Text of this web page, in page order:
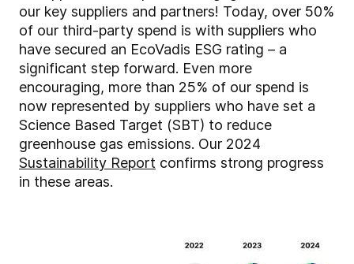
our key suppliers and partners! Today, over 50%
of our third-party spend is with suppliers who
have secured an EcoVadis ESG rating – a
significant step forward. Even more
encouraging, more than 25% of our spend is
now represented by suppliers who have set a
Science Based Target (SBT) to reduce
greenhouse gas emissions. Our 2024
Sustainability Report confirms strong progress
in these areas.